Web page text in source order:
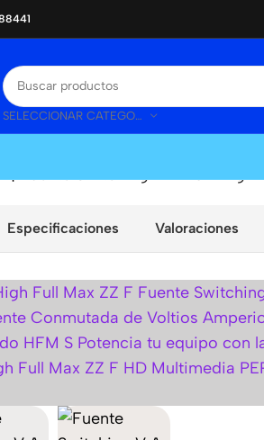
SELECCIONAR CATEGORÍA
|Fuente Switching 12V 20A High
Especificaciones Valoraciones